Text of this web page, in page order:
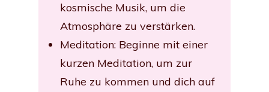
kosmische Musik, um die
Atmosphäre zu verstärken.
Meditation: Beginne mit einer
kurzen Meditation, um zur
Ruhe zu kommen und dich auf